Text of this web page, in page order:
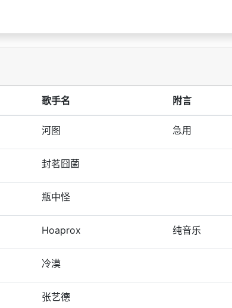
歌手名 附言
河图 急用
封茗囧菌
瓶中怪
Hoaprox 纯音乐
冷漠
张艺德